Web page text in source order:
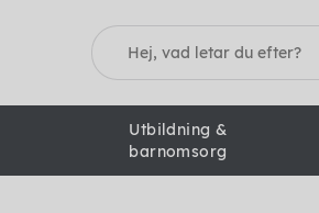
Sök
Utbildning &
barnomsorg